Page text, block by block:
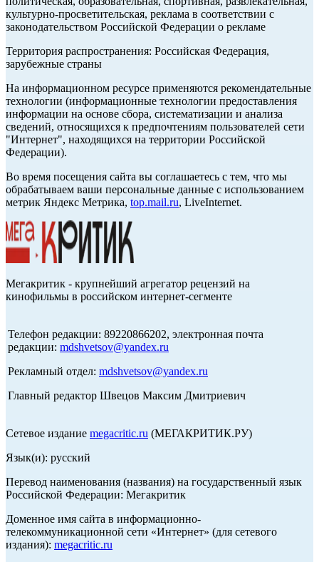
культурно-просветительская, реклама в соответствии с
законодательством Российской Федерации о рекламе
Территория распространения: Российская Федерация,
зарубежные страны
На информационном ресурсе применяются рекомендательные
технологии (информационные технологии предоставления
информации на основе сбора, систематизации и анализа
сведений, относящихся к предпочтениям пользователей сети
"Интернет", находящихся на территории Российской
Федерации).
Во время посещения сайта вы соглашаетесь с тем, что мы
обрабатываем ваши персональные данные с использованием
метрик Яндекс Метрика, top.mail.ru, LiveInternet.
Мегакритик - крупнейший агрегатор рецензий на
кинофильмы в российском интернет-сегменте
Телефон редакции: 89220866202, электронная почта
редакции: mdshvetsov@yandex.ru
Рекламный отдел: mdshvetsov@yandex.ru
Главный редактор Швецов Максим Дмитриевич
Сетевое издание megacritic.ru (МЕГАКРИТИК.РУ)
Язык(и): русский
Перевод наименования (названия) на государственный язык
Российской Федерации: Мегакритик
Доменное имя сайта в информационно-
телекоммуникационной сети «Интернет» (для сетевого
издания): megacritic.ru